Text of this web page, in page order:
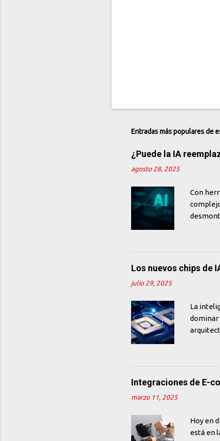
Entradas más populares de
¿Puede la IA
agosto 28, 2025
Con
Pero,
Los nuevos chips de
julio 29, 2025
La
dominar
de
gran
me...
Integraciones de E-
marzo 11, 2025
Hoy en
está en